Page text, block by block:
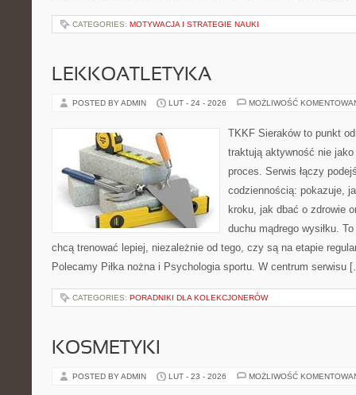
CATEGORIES: MOTYWACJA I STRATEGIE NAUKI
LEKKOATLETYKA
POSTED BY ADMIN LUT - 24 - 2026 MOŻLIWOŚĆ
TKKF Sieraków to punkt
traktują aktywność nie
proces. Serwis łączy
codziennością: pokazuje,
kroku, jak dbać o zdrowie
duchu mądrego wysiłku.
chcą trenować lepiej, niezależnie od tego, czy są na etapie
Polecamy Piłka nożna i Psychologia sportu. W centrum serwisu
CATEGORIES: PORADNIKI DLA KOLEKCJONERÓW
KOSMETYKI
POSTED BY ADMIN LUT - 23 - 2026 MOŻLIWOŚĆ